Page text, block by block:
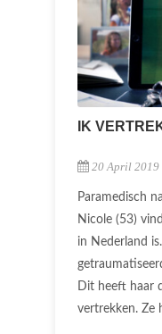
IK
20 April 2019
Paramedisch
Nicole (53)
in Nederland
Dit heeft haar
vertrekken. Ze